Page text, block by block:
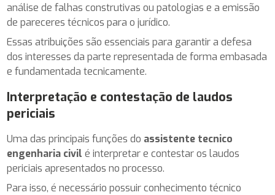
análise de falhas construtivas ou patologias e a emissão
de pareceres técnicos para o jurídico.
Essas atribuições são essenciais para garantir a defesa
dos interesses da parte representada de forma embasada
e fundamentada tecnicamente.
Interpretação e contestação de laudos
periciais
Uma das principais funções do assistente tecnico
engenharia civil é interpretar e contestar os laudos
periciais apresentados no processo.
Para isso, é necessário possuir conhecimento técnico